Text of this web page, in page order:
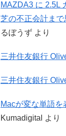
MAZDA3 に 2.5L
芝の不正会計ま
るぼうず より
三井住友銀行
三井住友銀行
Macが変な単語を
Kumadigital
より